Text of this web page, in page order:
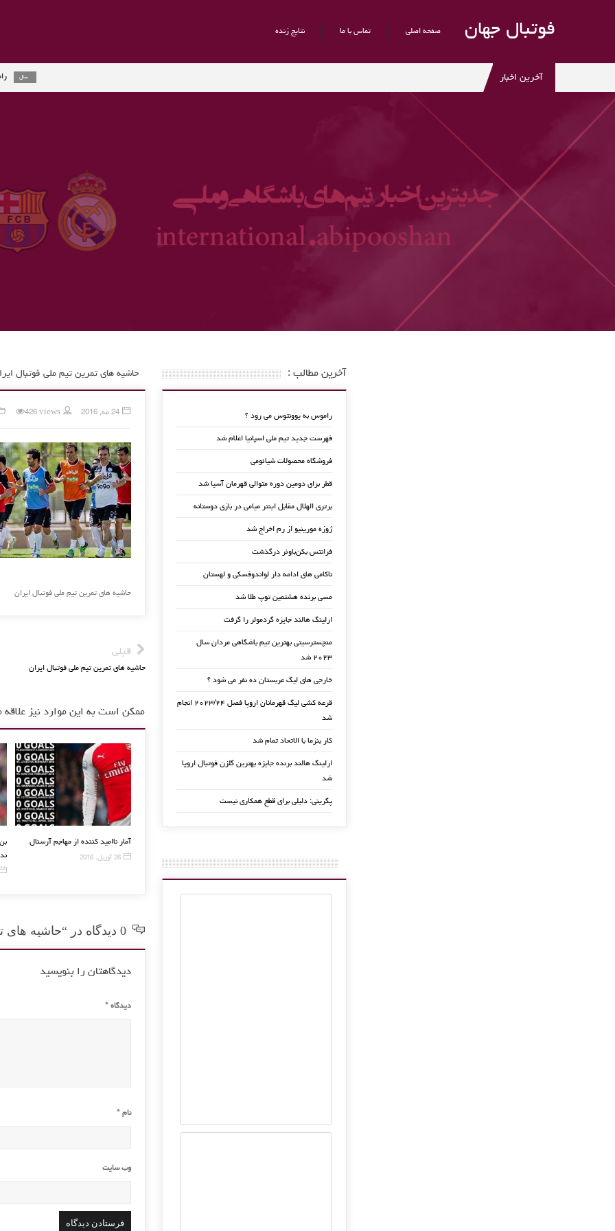
فوتبال جهان صفحه اصلی تماس با ما نتایج زنده
آخرین اخبار راموس به
ارلینگ هالند
حاشیه های تمرین تیم ملی فوتبال
24 مه, 2016 426 views
حاشیه های تمرین تیم ملی فوتبال ایران
قبلی
حاشیه های تمرین تیم ملی فوتبال ایران
ممکن است به این موارد نیز علاقه
26
خداحافظی مشابه مارادونا و مسی
29 ژوئن, 2016 23 سپتامبر, 2015
دیدگاهتان را بنویسید
دیدگاه *
نام *
وب‌ سایت
آخرین مطالب :
راموس به یوونتوس می رود ؟
فهرست جدید تیم ملی اسپانیا اعلام شد
فروشگاه محصولات شیائومی
قطر برای دومین دوره متوالی قهرمان آسیا شد
برتری الهلال مقابل اینتر میامی در بازی دوستانه
ژوزه مورینیو از رم اخراج شد
فرانتس بکن‌باوئر درگذشت
ناکامی های ادامه دار لواندوفسکی و لهستان
مسی برنده هشتمین توپ طلا شد
ارلینگ هالند جایزه گردمولر را گرفت
منچسترسیتی بهترین تیم باشگاهی مردان سال
۲۰۲۳ شد
خارجی های لیگ عربستان ده نفر می شود ؟
قرعه کشی لیگ قهرمانان اروپا فصل ۲۰۲۳/۲۴ انجام
شد
کار بنزما با الاتحاد تمام شد
ارلینگ هالند برنده جایزه بهترین گلزن فوتبال اروپا
شد
پگرینی: دلیلی برای قطع همکاری نیست